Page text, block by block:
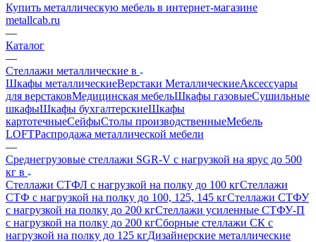
Купить металлическую мебель в интернет-магазине
metallcab.ru
—
Каталог
—
Стеллажи металлические в
Шкафы металлическиеВерстаки МеталлическиеАксессуары
для верстаковМедицинская мебельШкафы газовыеСушильные
шкафыШкафы бухгалтерскиеШкафы
картотечныеСейфыСтолы производственныеМебель
LOFTРаспродажа металлической мебели
—
Среднегрузовые стеллажи SGR-V с нагрузкой на ярус до 500
кг в
Стеллажи СТФЛ с нагрузкой на полку до 100 кгСтеллажи
СТФ с нагрузкой на полку до 100, 125, 145 кгСтеллажи СТФУ
с нагрузкой на полку до 200 кгСтеллажи усиленные СТФУ-П
с нагрузкой на полку до 200 кгСборные стеллажи СК с
нагрузкой на полку до 125 кгДизайнерские металлические